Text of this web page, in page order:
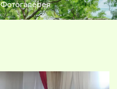
Фотогалерея